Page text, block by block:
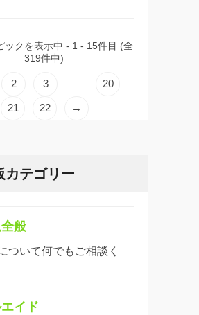
ックを表示中 - 1 - 15件目 (全
319件中)
2 3 20
21 22 →
カテゴリー
般
ついて何でもご相談く
イド